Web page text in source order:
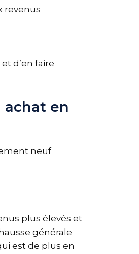
revenus
d’en faire
achat en
neuf
plus élevés et
générale
est de plus en